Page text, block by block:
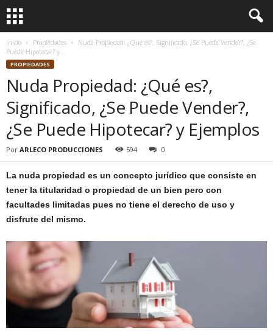
Inicio Propiedades
Nuda Propiedad: ¿Qué es?, Significado, ¿Se Puede Vender?, ¿Se
Puede Hipotecar? y...
PROPIEDADES
Nuda Propiedad: ¿Qué es?,
Significado, ¿Se Puede Vender?,
¿Se Puede Hipotecar? y Ejemplos
Por ARLECO PRODUCCIONES 594 0
La nuda propiedad es un concepto jurídico que consiste en
tener la titularidad o propiedad de un bien pero con
facultades limitadas pues no tiene el derecho de uso y
disfrute del mismo.